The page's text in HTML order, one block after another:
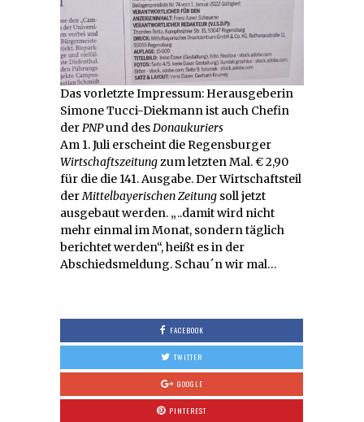
Das vorletzte Impressum: Herausgeberin
Simone Tucci-Diekmann ist auch Chefin
derPNPund desDonaukuriers
Am 1. Juli erscheint die Regensburger
Wirtschaftszeitungzum letzten Mal. € 2,90
für die die 141. Ausgabe. Der Wirtschaftsteil
derMittelbayerischen Zeitung soll jetzt
ausgebaut werden. „..damit wird nicht
mehr einmal im Monat, sondern täglich
berichtet werden“, heißt es in der
Abschiedsmeldung. Schau´n wir mal…
FACEBOOK
TWITTER
GOOGLE
PINTEREST